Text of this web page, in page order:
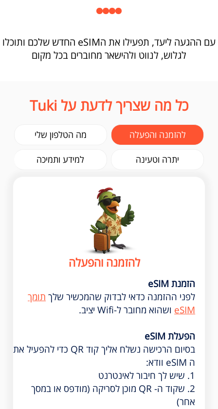
עם ההגעה ליעד, תפעילו את הeSIM החדש שלכם ותוכלו
לגלוש, לנווט ולהישאר מחוברים בכל מקום
כל מה שצריך לדעת על Tuki
להזמנה והפעלה מה הטלפון שלי
יתרה וטעינה למידע ותמיכה
להזמנה והפעלה
הזמנת eSIM
לפני ההזמנה כדאי לבדוק שהמכשיר שלך תומך
eSIM ושהוא מחובר ל-Wifi יציב.
הפעלת eSIM
בסיום הרכישה נשלח אליך קוד QR כדי להפעיל את
ה eSIM וודא:
1. שיש לך חיבור לאינטרנט
2. שקוד ה- QR מוכן לסריקה (מודפס או במסך
אחר)